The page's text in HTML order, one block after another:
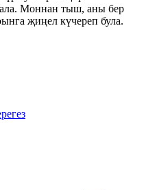
Моннан тыш, аны бер
җиңел күчереп була.